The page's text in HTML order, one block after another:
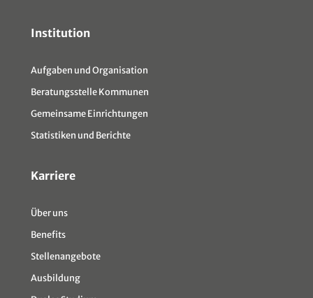
Institution
Aufgaben und Organisation
Beratungsstelle Kommunen
Gemeinsame Einrichtungen
Statistiken und Berichte
Karriere
Über uns
Benefits
Stellenangebote
Ausbildung